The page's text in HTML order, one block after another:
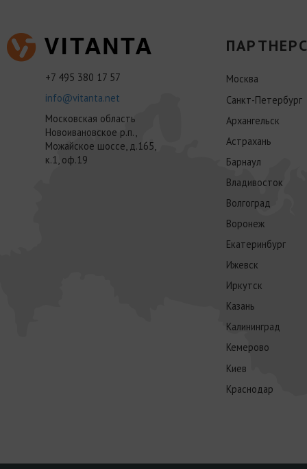
+7 495 380 17 57
info@vitanta.net
Московская область
Новоивановское р.п.,
Можайское шоссе, д.165,
к.1, оф.19
Москва
Санкт-Петербург
Архангельск
Астрахань
Барнаул
Владивосток
Волгоград
Воронеж
Екатеринбург
Ижевск
Иркутск
Казань
Калининград
Кемерово
Киев
Краснодар